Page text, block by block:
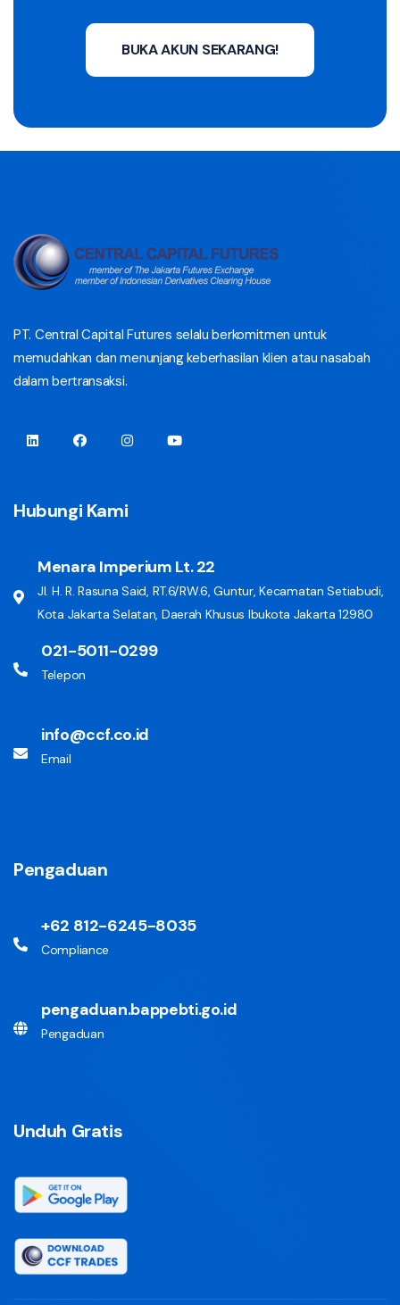
BUKA AKUN SEKARANG!
PT. Central Capital Futures selalu berkomitmen untuk
memudahkan dan menunjang keberhasilan klien atau nasabah
dalam bertransaksi.
Hubungi Kami
Menara Imperium Lt. 22
Jl. H. R. Rasuna Said, RT.6/RW.6, Guntur, Kecamatan Setiabudi,
Kota Jakarta Selatan, Daerah Khusus Ibukota Jakarta 12980
021-5011-0299
Telepon
info@ccf.co.id
Email
Pengaduan
+62 812-6245-8035
Compliance
pengaduan.bappebti.go.id
Pengaduan
Unduh Gratis